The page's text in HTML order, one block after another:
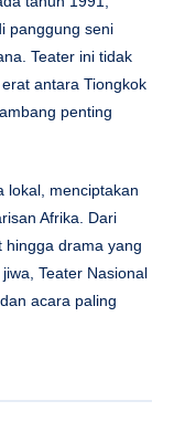
panggung seni
Teater ini tidak
antara Tiongkok
penting
lokal, menciptakan
Afrika. Dari
hingga drama yang
Teater Nasional
acara paling